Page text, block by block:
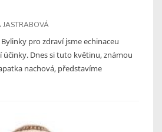
JASTRABOVÁ
pro zdraví jsme echinaceu
účinky. Dnes si tuto květinu, známou
nachová, představíme